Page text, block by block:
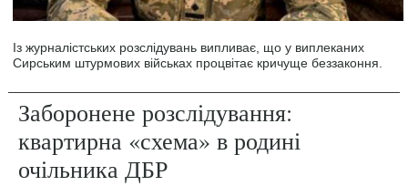
Із журналістських розслідувань випливає, що у виплеканих
Сирським штурмових військах процвітає кричуще беззаконня.
Заборонене розслідування:
квартирна «схема» в родині
очільника ДБР